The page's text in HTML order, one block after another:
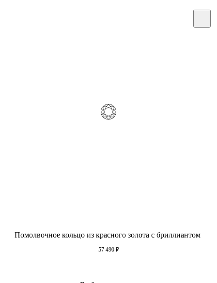
Помолвочное кольцо из красного золота с бриллиантом
57 490 ₽